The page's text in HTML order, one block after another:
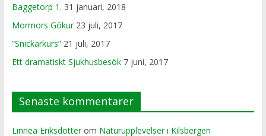
Baggetorp 1. 31 januari, 2018
Mormors Gökur 23 juli, 2017
”Snickarkurs” 21 juli, 2017
Ett dramatiskt Sjukhusbesök 7 juni, 2017
Senaste kommentarer
Linnea Eriksdotterom Naturupplevelser i Kilsbergen